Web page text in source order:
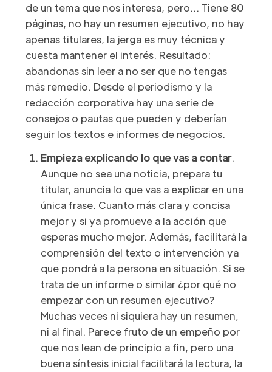
de un tema que nos interesa, pero… Tiene 80
páginas, no hay un resumen ejecutivo, no hay
apenas titulares, la jerga es muy técnica y
cuesta mantener el interés. Resultado:
abandonas sin leer a no ser que no tengas
más remedio. Desde el periodismo y la
redacción corporativa hay una serie de
consejos o pautas que pueden y deberían
seguir los textos e informes de negocios.
Empieza explicando lo que vas a contar.
Aunque no sea una noticia, prepara tu
titular, anuncia lo que vas a explicar en una
única frase. Cuanto más clara y concisa
mejor y si ya promueve a la acción que
esperas mucho mejor. Además, facilitará la
comprensión del texto o intervención ya
que pondrá a la persona en situación. Si se
trata de un informe o similar ¿por qué no
empezar con un resumen ejecutivo?
Muchas veces ni siquiera hay un resumen,
ni al final. Parece fruto de un empeño por
que nos lean de principio a fin, pero una
buena síntesis inicial facilitará la lectura, la